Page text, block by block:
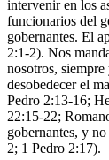
intervenir en los
funcionarios del
gobernantes. El
2:1-2). Nos
nosotros,
desobedecer el
Pedro 2:13-16;
22:15-22;
gobernantes, y
2; 1 Pedro 2:17).